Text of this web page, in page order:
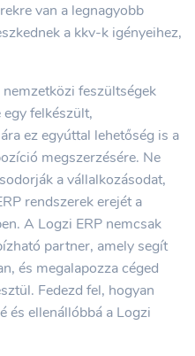
van a legnagyobb
a kkv-k igényeihez,
feszültségek
felkészült,
ez egyúttal lehetőség is a
megszerzésére. Ne
a vállalkozásodat,
rendszerek erejét a
A Logzi ERP nemcsak
partner, amely segít
és megalapozza céged
Fedezd fel, hogyan
és ellenállóbbá a Logzi